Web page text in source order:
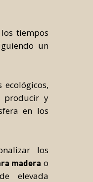
tiempos
un
ecológicos,
producir y
en los
los
madera o
elevada